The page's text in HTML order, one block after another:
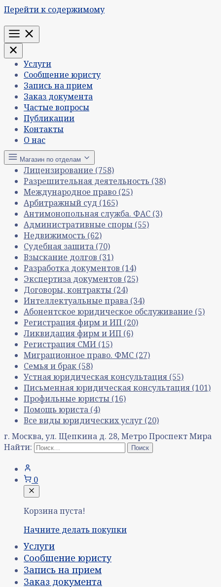
Перейти к содержимому
Меню
Услуги
Сообщение юристу
Запись на прием
Заказ документа
Частые вопросы
Публикации
Контакты
О нас
Магазин по отделам
Лицензирование (758)
Разрешительная деятельность (38)
Международное право (25)
Арбитражный суд (165)
Антимонопольная служба. ФАС (3)
Административные споры (55)
Недвижимость (62)
Судебная защита (70)
Взыскание долгов (31)
Разработка документов (14)
Экспертиза документов (25)
Договоры, контракты (24)
Интеллектуальные права (34)
Абонентское юридическое обслуживание (5)
Регистрация фирм и ИП (20)
Ликвидация фирм и ИП (6)
Регистрация СМИ (15)
Миграционное право. ФМС (27)
Семья и брак (58)
Устная юридическая консультация (55)
Письменная юридическая консультация (101)
Профильные юристы (16)
Помощь юриста (4)
Все виды юридических услуг (20)
г. Москва, ул. Щепкина д. 28, Метро Проспект Мира
Найти:
0
Корзина пуста!
Начните делать покупки
Услуги
Сообщение юристу
Запись на прием
Заказ документа